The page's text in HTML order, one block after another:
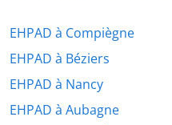
EHPAD à Compiègne
EHPAD à Béziers
EHPAD à Nancy
EHPAD à Aubagne